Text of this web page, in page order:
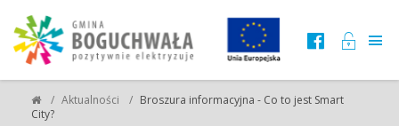
Aktualności
Broszura informacyjna - Co to jest Smart
City?